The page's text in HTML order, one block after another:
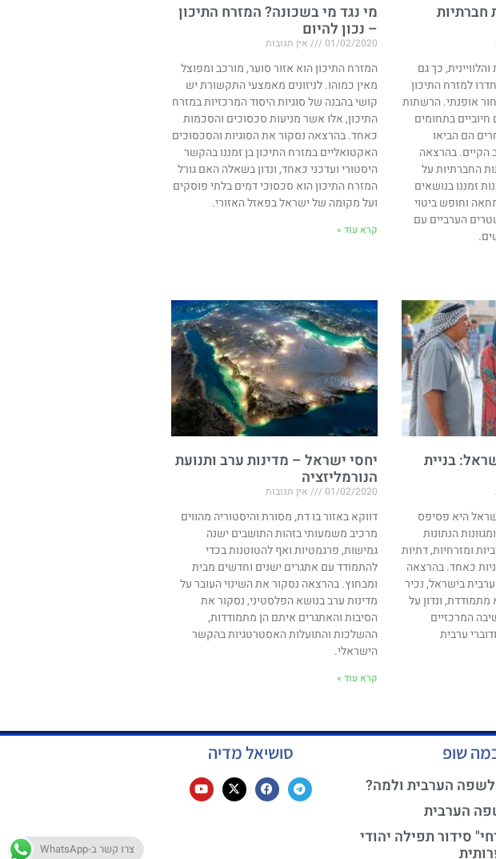
כך גם
למזרח התיכון
אופנתי. הרשתות
חיוביים בתחומים
הם הביאו
הקיים. בהרצאה
החברתיות על
זמננו בנושאים
וחופש ביטוי
הערביים עם
מי נגד מי בשכונה? המזרח התיכון
– נכון להיום​​
01/02/2020 אין תגובות
המזרח התיכון הוא אזור סוער, מורכב ומפוצל
מאין כמוהו. לניזונים מאמצעי התקשורת יש
קושי בהבנה של סוגיות היסוד המרכזיות במזרח
התיכון, אלו אשר מניעות סכסוכים והסכמות
כאחד. בהרצאה נסקור את הסוגיות והסכסוכים
האקטואליים במזרח התיכון בן זמננו בהקשר
היסטורי ועדכני כאחד, ונדון בשאלה האם גורל
המזרח התיכון הוא סכסוכי דמים בלתי פוסקים
ועל מקומה של ישראל בפאזל האזורי.
קרא עוד »
בניית
היא פסיפס
הנתונות
ומזרחיות, דתיות
כאחד. בהרצאה
בישראל, נכיר
מתמודדת, ונדון על
המרכזיים
ערבית
יחסי ישראל – מדינות ערב ותנועת
הנורמליזציה
01/02/2020 אין תגובות
דווקא באזור בו דת, מסורת והיסטוריה מהווים
מרכיב משמעותי בזהות התושבים ישנה
גמישות, פרגמטיות ואף להטוטנות בכדי
להתמודד עם אתגרים ישנים וחדשים מבית
ומבחוץ. בהרצאה נסקור את השינוי העובר על
מדינות ערב בנושא הפלסטיני, נסקור את
הסיבות והאתגרים איתם הן מתמודדות,
ההשלכות והתועלות האסטרטגיות בהקשר
הישראלי.
קרא עוד »
שופ
הערבית ולמה?
הערבית
סידור תפילה יהודי
סושיאל מדיה
צרו קשר ב-WhatsApp